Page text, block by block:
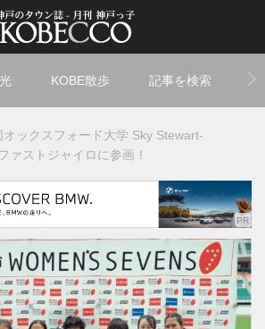
KOBE散歩 記事を検索
オックスフォード大学 Sky Stewart-
ァストジャイロに参画！